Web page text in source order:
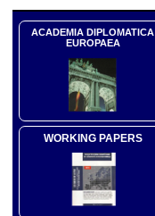
ACADEMIA DIPLOMATICA
EUROPAEA
WORKING PAPERS